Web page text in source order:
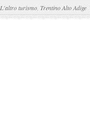
L'altro turismo Trentino Alto Adige